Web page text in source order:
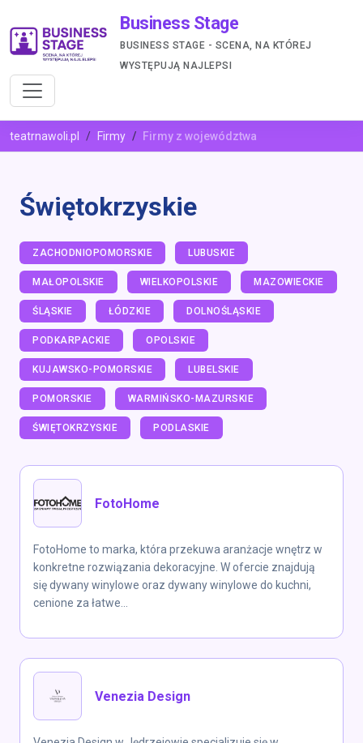
Business Stage
BUSINESS STAGE - SCENA, NA KTÓREJ
WYSTĘPUJĄ NAJLEPSI
teatrnawoli.pl Firmy Firmy z województwa
Świętokrzyskie
ZACHODNIOPOMORSKIE LUBUSKIE
MAŁOPOLSKIE WIELKOPOLSKIE MAZOWIECKIE
ŚLĄSKIE ŁÓDZKIE DOLNOŚLĄSKIE
PODKARPACKIE OPOLSKIE
KUJAWSKO-POMORSKIE LUBELSKIE
POMORSKIE WARMIŃSKO-MAZURSKIE
ŚWIĘTOKRZYSKIE PODLASKIE
FotoHome
FotoHome to marka, która przekuwa aranżacje wnętrz w
konkretne rozwiązania dekoracyjne. W ofercie znajdują
się dywany winylowe oraz dywany winylowe do kuchni,
cenione za łatwe...
Venezia Design